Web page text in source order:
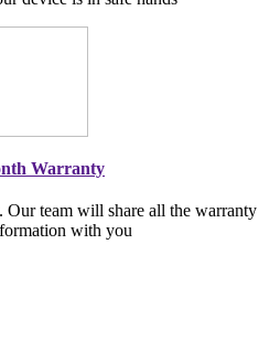
Warranty
team will share all the warranty
with you